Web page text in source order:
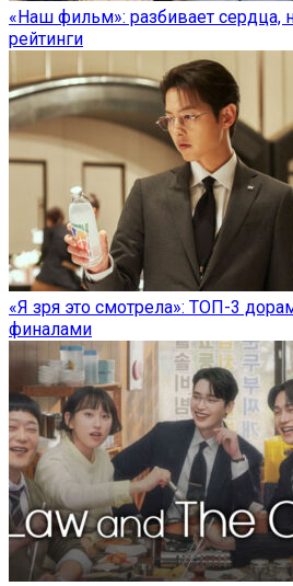
«Наш фильм»: разбивает сердца,
рейтинги
«Я зря это смотрела»: ТОП-3
финалами